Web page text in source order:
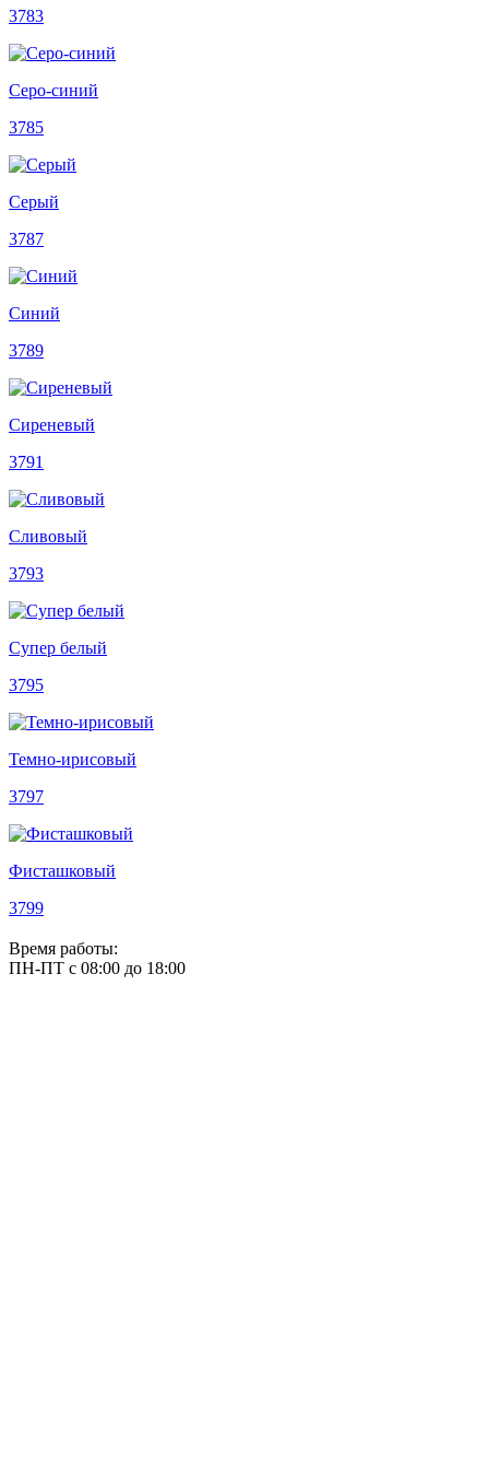
3783
Серо-синий
3785
Серый
3787
Синий
3789
Сиреневый
3791
Сливовый
3793
Супер белый
3795
Темно-ирисовый
3797
Фисташковый
3799
Время работы:
ПН-ПТ с 08:00 до 18:00